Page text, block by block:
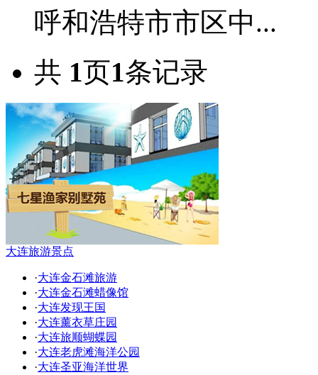
呼和浩特市市区中...
共 1页1条记录
大连旅游景点
·大连金石滩旅游
·大连金石滩蜡像馆
·大连发现王国
·大连薰衣草庄园
·大连旅顺蝴蝶园
·大连老虎滩海洋公园
·大连圣亚海洋世界